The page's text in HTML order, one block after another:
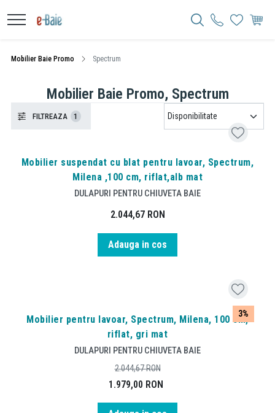
Mobilier Baie Promo Spectrum
Mobilier Baie Promo, Spectrum
FILTREAZA 1
Mobilier suspendat cu blat pentru lavoar, Spectrum,
Milena ,100 cm, riflat,alb mat
DULAPURI PENTRU CHIUVETA BAIE
2.044,67 RON
Adauga in cos
3%
Mobilier pentru lavoar, Spectrum, Milena, 100 cm,
riflat, gri mat
DULAPURI PENTRU CHIUVETA BAIE
1.979,00 RON
2.044,67RON